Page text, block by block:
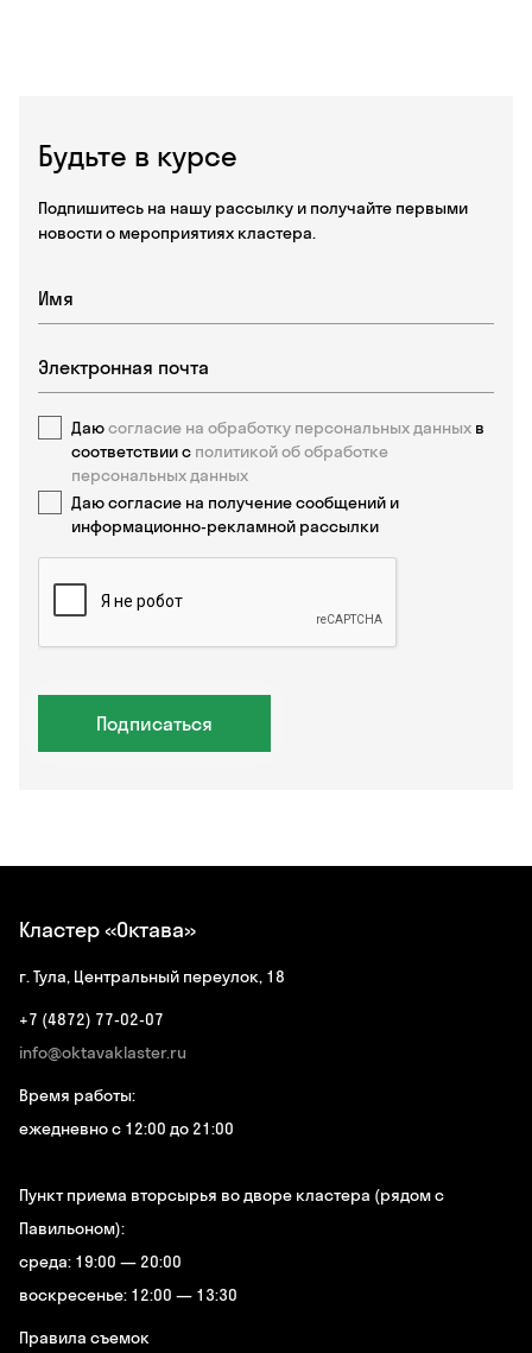
Будьте в курсе
Подпишитесь на нашу рассылку и получайте первыми
новости о мероприятиях кластера.
Даюсогласие на обработку персональных данных в
соответствии с политикой об обработке
персональных данных
Даю согласие на получение сообщений и
информационно-рекламной рассылки
Подписаться
Кластер «Октава»
г. Тула, Центральный переулок, 18
+7 (4872) 77-02-07
info@oktavaklaster.ru
Время работы:
ежедневно с 12:00 до 21:00
Пункт приема вторсырья во дворе кластера (рядом с
Павильоном):
среда: 19:00 — 20:00
воскресенье: 12:00 — 13:30
Правила съемок